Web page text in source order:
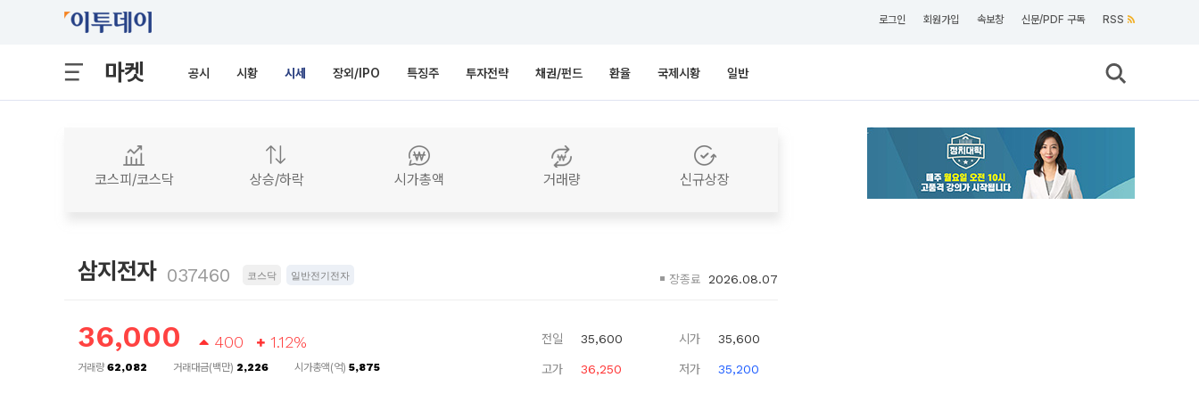
로그인 회원가입 속보창 신문/PDF 구독 RSS
마켓 공시 시황 시세 장외/IPO 특징주 투자전략 채권/펀드 환율 국제시황 일반
코스피/코스닥 상승/하락 시가총액 거래량 신규상장
삼지전자 037460 코스닥 일반전기전자 장종료 2026.08.07
36,000 400 1.12%
거래량62,082 거래대금(백만) 2,226 시가총액(억) 5,875
전일 35,600
고가 36,250
시가 35,600
저가 35,200